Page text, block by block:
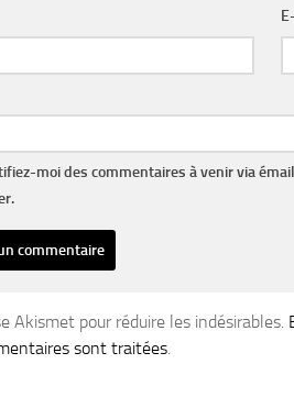
moi des commentaires à venir via
Akismet pour réduire les indésirables.
sont traitées.